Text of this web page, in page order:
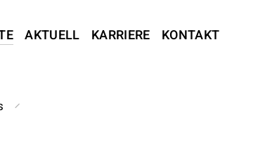
AKTUELL KARRIERE KONTAKT